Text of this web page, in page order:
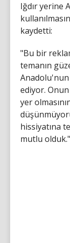
Iğdır yerine
kaydetti:
"Bu bir
temanın
Anadolu'nun
ediyor.
yer
hissiyatına
mutlu olduk."